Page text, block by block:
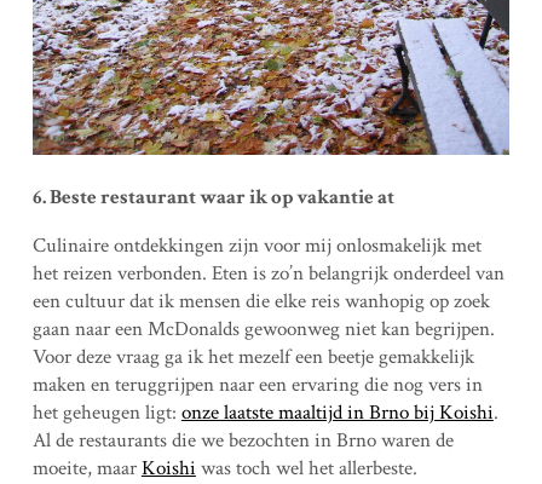
6. Beste restaurant waar ik op vakantie at
Culinaire ontdekkingen zijn voor mij onlosmakelijk met
het reizen verbonden. Eten is zo’n belangrijk onderdeel van
een cultuur dat ik mensen die elke reis wanhopig op zoek
gaan naar een McDonalds gewoonweg niet kan begrijpen.
Voor deze vraag ga ik het mezelf een beetje gemakkelijk
maken en teruggrijpen naar een ervaring die nog vers in
het geheugen ligt:onze laatste maaltijd in Brno bij Koishi.
Al de restaurants die we bezochten in Brno waren de
moeite, maarKoishiwas toch wel het allerbeste.